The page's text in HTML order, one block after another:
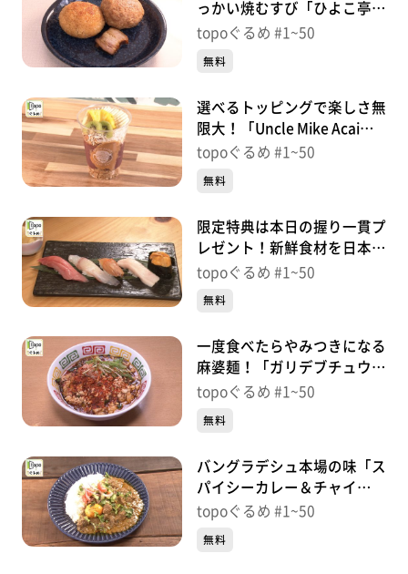
っかい焼むすび「ひよこ亭」
（青葉区支倉町）＃
topoぐるめ #1~50
無料
選べるトッピングで楽しさ無
限大！「Uncle Mike Acai
Bar」（青葉区柏木）＃
topoぐるめ #1~50
無料
限定特典は本日の握り一貫プ
レゼント！新鮮食材を日本酒
と「鮨 喜福」（青葉区立
topoぐるめ #1~50
無料
一度食べたらやみつきになる
麻婆麺！「ガリデブチュウ」
（若林区河原町）＃
topoぐるめ #1~50
無料
バングラデシュ本場の味「ス
パイシーカレー＆チャイ
Halal Hub」（青葉区柏木）
topoぐるめ #1~50
無料